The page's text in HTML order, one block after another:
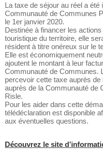
La taxe de séjour au réel a
Communauté de Communes
le 1er janvier 2020.
Destinée à financer les
touristique du territoire, elle
résident à titre onéreux sur le
Elle est économiquement
ajoutent le montant à leur
Communauté de Communes.
percevoir cette taxe auprès
auprès de la Communauté de
Risle.
Pour les aider dans cette
télédéclaration est disponible
aux éventuelles questions.
Découvrez le site